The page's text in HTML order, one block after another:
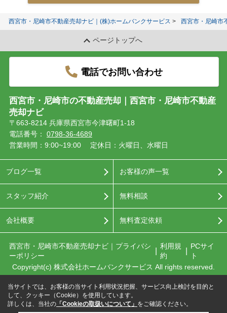
西宮市・尼崎市不動産売却ナビ｜(株)ホームバンクサービス 西宮市・尼崎市
ページトップへ
電話でお問い合わせ
西宮市・尼崎市の不動産売却｜西宮市・尼崎市不動産
売却ナビ
〒663-8214 兵庫県西宮市今津曙町1-18
電話番号： 0798-36-4689
営業時間：9:00~19:00
定休日：火曜日、水曜日
ブログ一覧
スタッフ紹介
会社概要
お客様の声一覧
無料相談
無料査定依頼
西宮市・尼崎市不動産売却ナビ｜プライバシ
ーポリシー
利用規
約
PCサイ
ト
Copyright(c) 株式会社ホームバンクサービス All rights reserved.
当サイトでは、お客様の当サイト利用状況把握、サービス向上検討を目的と
して、クッキー（Cookie）を使用しています。
詳しくは、当社の 「Cookieの取扱いについて」 をご確認ください。